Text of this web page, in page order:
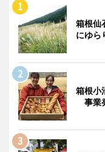
箱根仙
にゆら
箱根小
事業